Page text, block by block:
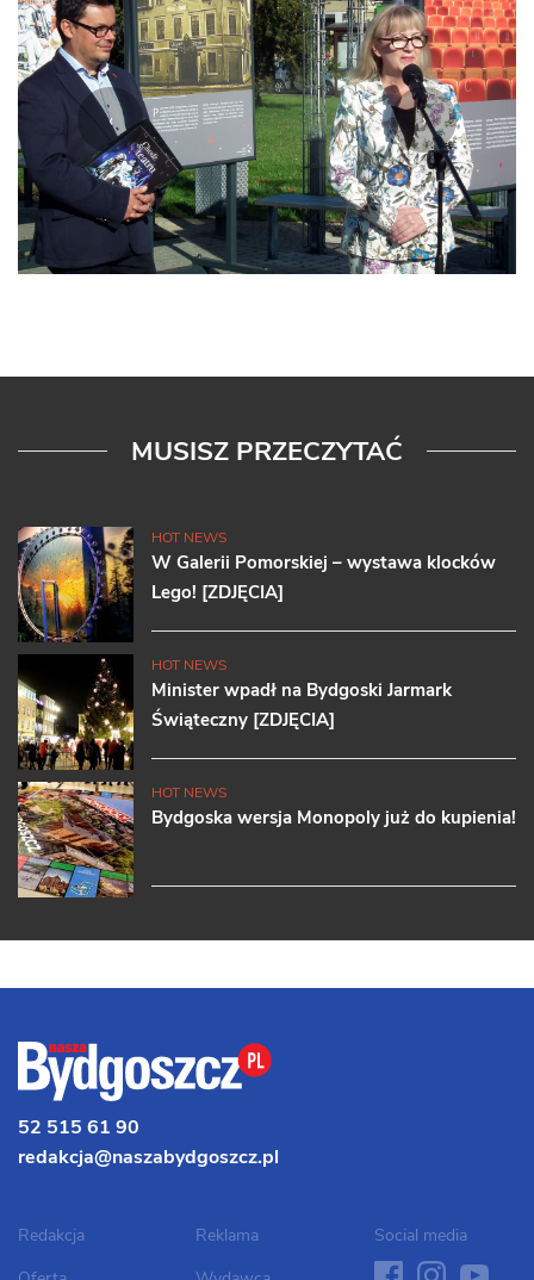
‹ ›
MUSISZ PRZECZYTAĆ
HOT NEWS
W Galerii Pomorskiej – wystawa klocków
Lego! [ZDJĘCIA]
HOT NEWS
Minister wpadł na Bydgoski Jarmark
Świąteczny [ZDJĘCIA]
HOT NEWS
Bydgoska wersja Monopoly już do kupienia!
52 515 61 90
redakcja@naszabydgoszcz.pl
Redakcja
Reklama
Social media
facebookinstagramyoutube